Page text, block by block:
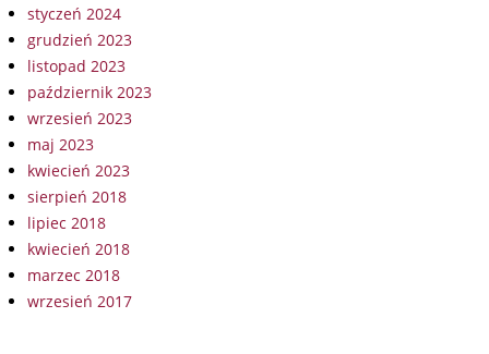
styczeń 2024
grudzień 2023
listopad 2023
październik 2023
wrzesień 2023
maj 2023
kwiecień 2023
sierpień 2018
lipiec 2018
kwiecień 2018
marzec 2018
wrzesień 2017